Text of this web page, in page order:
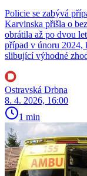
Policie se zabývá
Karvinska přišla o
obrátila až po dvou
případ v únoru 2024,
slibující výhodné
Ostravská Drbna
8. 4. 2026, 16:00
1 min